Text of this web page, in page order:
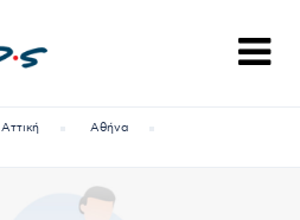
Αττική
Αθήνα